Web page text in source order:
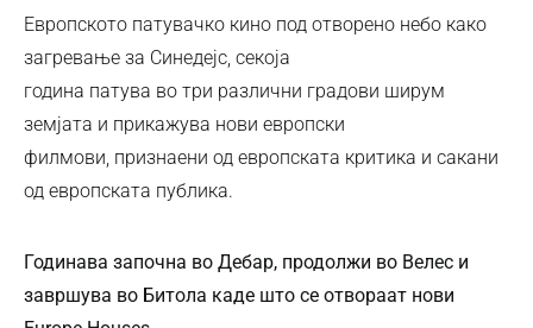
Европското патувачко кино под отворено небо како
загревање за Синедејс, секоја
година патува во три различни градови ширум
земјата и прикажува нови европски
филмови, признаени од европската критика и сакани
од европската публика.
Годинава започна во Дебар, продолжи во Велес и
завршува во Битола каде што се отвораат нови